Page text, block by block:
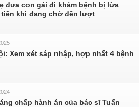
đưa con gái đi khám bệnh bị lừa
tiền khi đang chờ đến lượt
Xem xét sáp nhập, hợp nhất 4 bệnh
chấp hành án của bác sĩ Tuấn